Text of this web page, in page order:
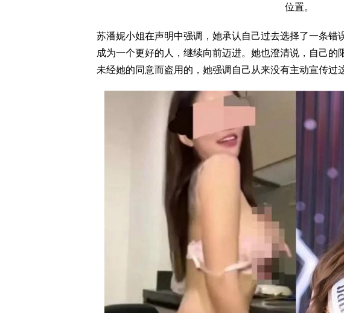
位置。
苏潘妮小姐在声明中强调，她承认自己过去选择了一条错
成为一个更好的人，继续向前迈进。她也澄清说，自己的
未经她的同意而盗用的，她强调自己从来没有主动宣传过